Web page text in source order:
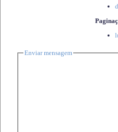
Enviar mensagem